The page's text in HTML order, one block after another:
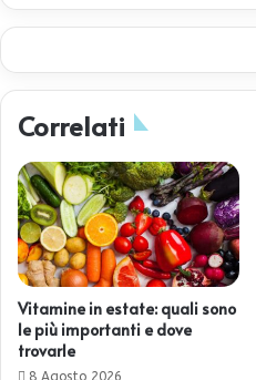
Correlati
Vitamine in estate: quali sono
le più importanti e dove
trovarle
8 Agosto 2026